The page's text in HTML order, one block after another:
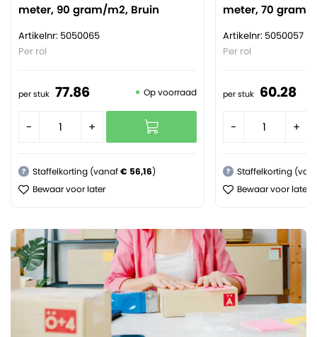
meter, 90 gram/m2, Bruin
Artikelnr: 5050065
Per rol
per stuk 77.86 Op voorraad
- +
? Staffelkorting (vanaf€ 56,16)
Bewaar voor later
meter, 70 gram/
Artikelnr: 5050057
Per rol
per stuk 60.28
- +
?
Staffelkorting
Bewaar voor later